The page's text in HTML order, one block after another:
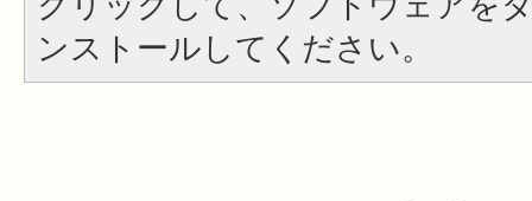
ンストールしてください。